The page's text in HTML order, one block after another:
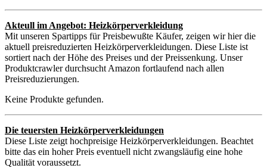
Akteull im Angebot: Heizkörperverkleidung
Mit unseren Spartipps für Preisbewußte Käufer, zeigen wir hier die
aktuell preisreduzierten Heizkörperverkleidungen. Diese Liste ist
sortiert nach der Höhe des Preises und der Preissenkung. Unser
Produktcrawler durchsucht Amazon fortlaufend nach allen
Preisreduzierungen.
Keine Produkte gefunden.
Die teuersten Heizkörperverkleidungen
Diese Liste zeigt hochpreisige Heizkörperverkleidungen. Beachtet
bitte das ein hoher Preis eventuell nicht zwangsläufig eine hohe
Qualität voraussetzt.